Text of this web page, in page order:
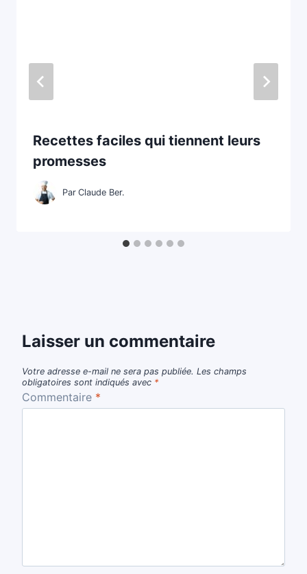
Recettes faciles qui tiennent leurs
promesses
Par Claude Ber.
Laisser un commentaire
Votre adresse e-mail ne sera pas publiée. Les champs
obligatoires sont indiqués avec *
Commentaire *